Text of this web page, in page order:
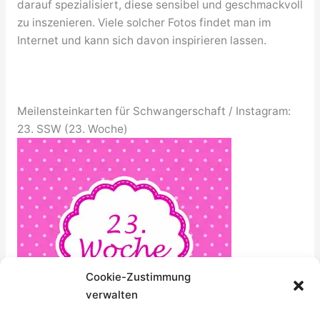
Cookie-Zustimmung
verwalten
darauf spezialisiert, diese sensibel und geschmackvoll
zu inszenieren. Viele solcher Fotos findet man im
Internet und kann sich davon inspirieren lassen.
Meilensteinkarten für Schwangerschaft / Instagram:
23. SSW (23. Woche)